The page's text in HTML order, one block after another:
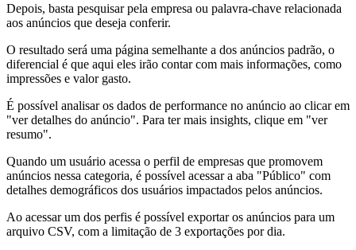
Depois, basta pesquisar pela empresa ou palavra-chave relacionada
aos anúncios que deseja conferir.
O resultado será uma página semelhante a dos anúncios padrão, o
diferencial é que aqui eles irão contar com mais informações, como
impressões e valor gasto.
É possível analisar os dados de performance no anúncio ao clicar em
"ver detalhes do anúncio". Para ter mais insights, clique em "ver
resumo".
Quando um usuário acessa o perfil de empresas que promovem
anúncios nessa categoria, é possível acessar a aba "Público" com
detalhes demográficos dos usuários impactados pelos anúncios.
Ao acessar um dos perfis é possível exportar os anúncios para um
arquivo CSV, com a limitação de 3 exportações por dia.